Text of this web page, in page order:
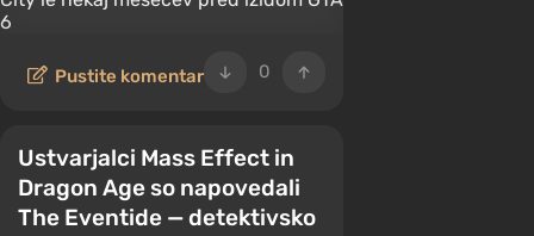
0
Pustite komentar
Ustvarjalci Mass Effect in
Dragon Age so napovedali
The Eventide — detektivsko